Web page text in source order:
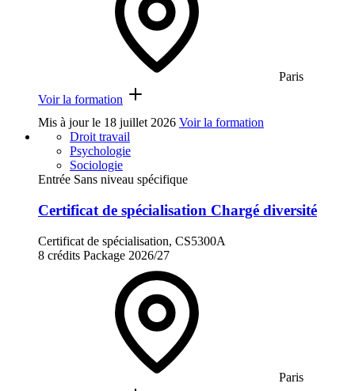
Paris
Voir la formation
Mis à jour le 18 juillet 2026 Voir la formation
Droit travail
Psychologie
Sociologie
Entrée Sans niveau spécifique
Certificat de spécialisation Chargé diversité
Certificat de spécialisation, CS5300A
8 crédits Package 2026/27
Paris